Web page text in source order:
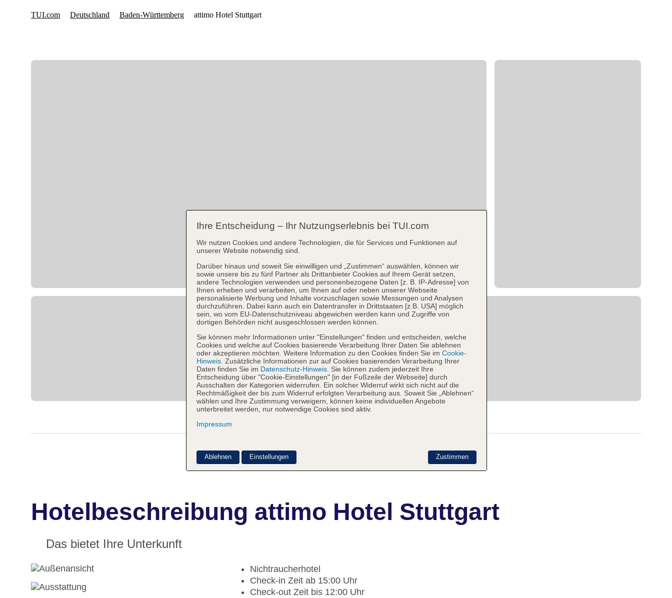
Hotelbeschreibung attimo Hotel Stuttgart
Das bietet Ihre Unterkunft
Nichtraucherhotel
Check-in Zeit ab 15:00 Uhr
Check-out Zeit bis 12:00 Uhr
Ihre Entscheidung – Ihr Nutzungserlebnis bei TUI.com
Wir nutzen Cookies und andere Technologien, die für Services und Funktionen auf
unserer Website notwendig sind.
Darüber hinaus und soweit Sie einwilligen und „Zustimmen“ auswählen, können wir
sowie unsere bis zu fünf Partner als Drittanbieter Cookies auf Ihrem Gerät setzen,
andere Technologien verwenden und personenbezogene Daten [z. B. IP-Adresse] von
Ihnen erheben und verarbeiten, um Ihnen auf oder neben unserer Webseite
personalisierte Werbung und Inhalte vorzuschlagen sowie Messungen und Analysen
durchzuführen. Dabei kann auch ein Datentransfer in Drittstaaten [z.B. USA] möglich
sein, wo vom EU-Datenschutzniveau abgewichen werden kann und Zugriffe von
dortigen Behörden nicht ausgeschlossen werden können.
Sie können mehr Informationen unter "Einstellungen" finden und entscheiden, welche
Cookies und welche auf Cookies basierende Verarbeitung Ihrer Daten Sie ablehnen
oder akzeptieren möchten. Weitere Information zu den Cookies finden Sie im Cookie-
Hinweis . Zusätzliche Informationen zur auf Cookies basierenden Verarbeitung Ihrer
Daten finden Sie im Datenschutz-Hinweis . Sie können zudem jederzeit Ihre
Entscheidung über "Cookie-Einstellungen" [in der Fußzeile der Webseite] durch
Ausschalten der Kategorien widerrufen. Ein solcher Widerruf wirkt sich nicht auf die
Rechtmäßigkeit der bis zum Widerruf erfolgten Verarbeitung aus. Soweit Sie „Ablehnen“
wählen und Ihre Zustimmung verweigern, können keine individuellen Angebote
unterbreitet werden, nur notwendige Cookies sind aktiv.
Impressum
Zustimmen
Ablehnen Einstellungen